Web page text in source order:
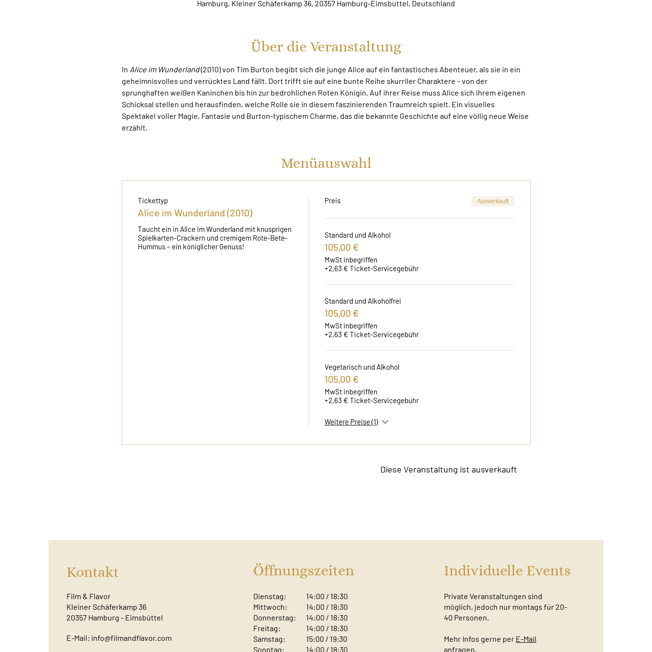
Hamburg, Kleiner Schäferkamp 36, 20357 Hamburg-Eimsbüttel, Deutschland
Über die Veranstaltung
In Alice im Wunderland (2010) von Tim Burton begibt sich die junge Alice auf ein fantastisches Abenteuer, als sie in ein
geheimnisvolles und verrücktes Land fällt. Dort trifft sie auf eine bunte Reihe skurriler Charaktere – von der
sprunghaften weißen Kaninchen bis hin zur bedrohlichen Roten Königin. Auf ihrer Reise muss Alice sich ihrem eigenen
Schicksal stellen und herausfinden, welche Rolle sie in diesem faszinierenden Traumreich spielt. Ein visuelles
Spektakel voller Magie, Fantasie und Burton-typischem Charme, das die bekannte Geschichte auf eine völlig neue Weise
erzählt.
Menüauswahl
Tickettyp
Alice im Wunderland (2010)
Taucht ein in Alice im Wunderland mit knusprigen
Spielkarten-Crackern und cremigem Rote-Bete-
Hummus – ein königlicher Genuss!
Preis Ausverkauft
Standard und Alkohol
105,00 €
MwSt inbegriffen
+2,63 € Ticket-Servicegebühr
Standard und Alkoholfrei
105,00 €
MwSt inbegriffen
+2,63 € Ticket-Servicegebühr
Vegetarisch und Alkohol
105,00 €
MwSt inbegriffen
+2,63 € Ticket-Servicegebühr
Weitere Preise (1)
Diese Veranstaltung ist ausverkauft
Kontakt
Film & Flavor
Kleiner Schäferkamp 36
20357 Hamburg - Eimsbüttel
E-Mail: info@filmandflavor.com
Öffnungszeiten
Dienstag:
Mittwoch:
Donnerstag:
Freitag:
Samstag:
Sonntag: ​
14:00 / 18:30
14:00 / 18:30
14:00 / 18:30
14:00 / 18:30
15:00 / 19:30
14:00 / 18:30
Individuelle Events
Private Veranstaltungen sind
möglich, jedoch nur montags für 20-
40 Personen.
Mehr Infos gerne per E-Mail
anfragen.